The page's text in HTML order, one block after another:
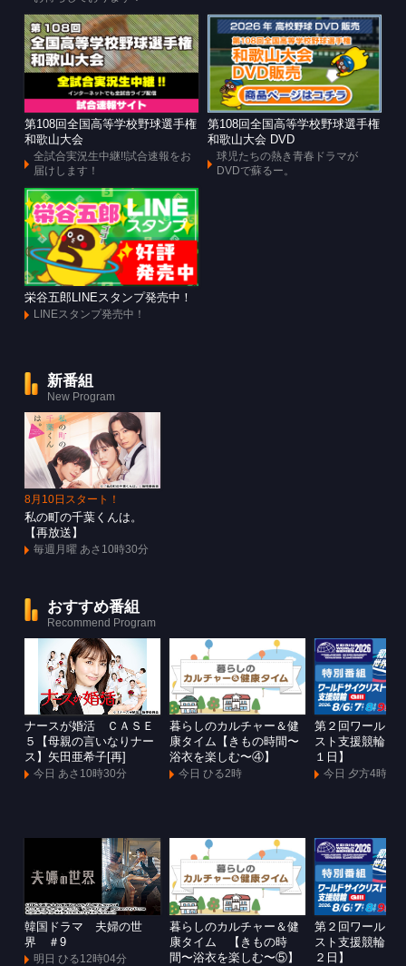
第108回全国高等学校野球選手権
和歌山大会
全試合実況生中継!!試合速報をお
届けします！
第108回全国高等学校野球選手権
和歌山大会 DVD
球児たちの熱き青春ドラマが
DVDで蘇るー。
栄谷五郎LINEスタンプ発売中！
LINEスタンプ発売中！
新番組
New Program
8月10日スタート！
私の町の千葉くんは。
【再放送】
毎週月曜 あさ10時30分
おすすめ番組
Recommend Program
ナースが婚活 ＣＡＳＥ
５【母親の言いなりナー
ス】矢田亜希子[再]
今日 あさ10時30分
暮らしのカルチャー＆健
康タイム【きもの時間〜
浴衣を楽しむ〜④】
今日 ひる2時
第２回ワールド
スト支援競輪
１日】
今日 夕方4時
韓国ドラマ 夫婦の世
界 ＃9
明日 ひる12時04分
暮らしのカルチャー＆健
康タイム 【きもの時
間〜浴衣を楽しむ〜⑤】
第２回ワールド
スト支援競輪
２日】